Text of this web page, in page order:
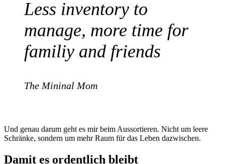
Less inventory to
manage, more time for
familiy and friends
The Mininal Mom
Und genau darum geht es mir beim Aussortieren. Nicht um leere
Schränke, sondern um mehr Raum für das Leben dazwischen.
Damit es ordentlich bleibt